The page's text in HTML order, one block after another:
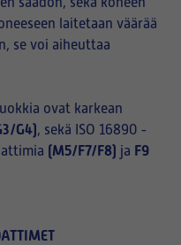
laitetaan väärää
se voi aiheuttaa
ovat karkean
G4), sekä ISO 16890 -
(M5/F7/F8) ja F9